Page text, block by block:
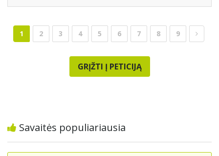
1 2 3 4 5 6 7 8 9
GRĮŽTI Į PETICIJĄ
Savaitės populiariausia